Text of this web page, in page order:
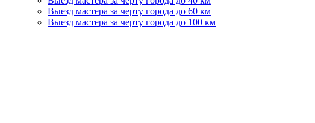
Выезд мастера за черту города до 60 км
Выезд мастера за черту города до 100 км